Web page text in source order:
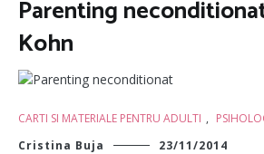
Parenting
Kohn
CARTI SI MATERIALE PENTRU ADULTI ,
Cristina Buja
23/11/2014